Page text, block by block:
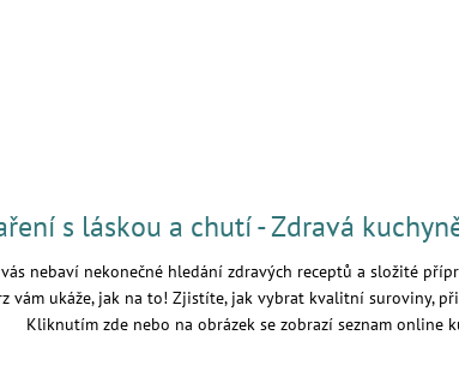
s láskou a chutí - Zdravá
vás nebaví nekonečné hledání zdravých receptů a složité
vám ukáže, jak na to! Zjistíte, jak vybrat kvalitní suroviny,
zde nebo na obrázek se zobrazí seznam online